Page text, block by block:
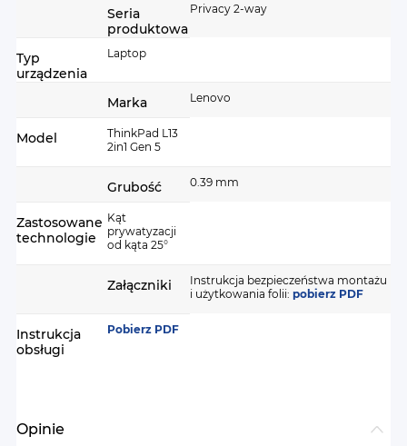
Seria
produktowa
Privacy 2-way
Typ
urządzenia
Laptop
Marka Lenovo
Model
ThinkPad L13
2in1 Gen 5
Grubość 0.39 mm
Zastosowane
technologie
Kąt
prywatyzacji
od kąta 25°
Załączniki
Instrukcja bezpieczeństwa montażu
i użytkowania folii: pobierz PDF
Instrukcja
obsługi
Pobierz PDF
Opinie